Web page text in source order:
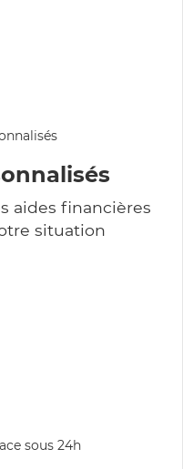
aides financières
situation